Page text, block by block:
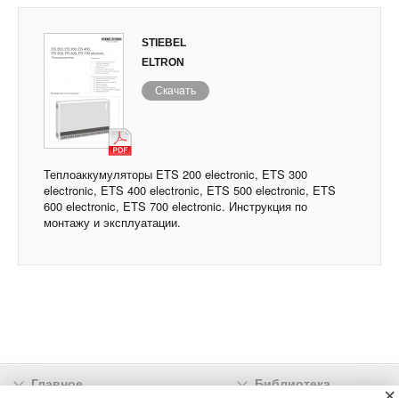
STIEBEL
ELTRON
Скачать
Теплоаккумуляторы ETS 200 electronic, ETS 300
electronic, ETS 400 electronic, ETS 500 electronic, ETS
600 electronic, ETS 700 electronic. Инструкция по
монтажу и эксплуатации.
Главное Библиотека